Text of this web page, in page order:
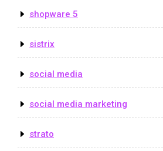
shopware 5
sistrix
social media
social media marketing
strato